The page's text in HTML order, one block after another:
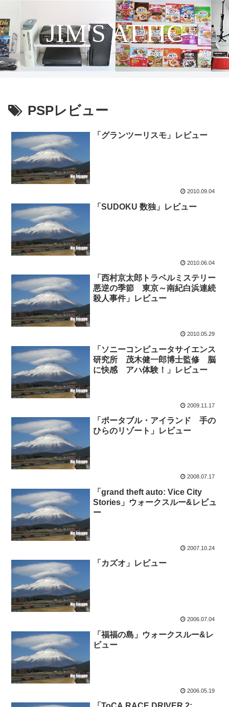
JIM'S ATTIC
PSPレビュー
「グランツーリスモ」レビュー
2010.09.04
「SUDOKU 数独」レビュー
2010.06.04
「西村京太郎トラベルミステリー
悪逆の季節 東京～南紀白浜連続
殺人事件」レビュー
2010.05.29
「ソニーコンピュータサイエンス
研究所 茂木健一郎博士監修 脳
に快感 アハ体験！」レビュー
2009.11.17
「ポータブル・アイランド 手の
ひらのリゾート」レビュー
2008.07.17
「grand theft auto: Vice City
Stories」ウォークスルー&レビュ
ー
2007.10.24
「カズオ」レビュー
2006.07.04
「福福の島」ウォークスルー&レ
ビュー
2006.05.19